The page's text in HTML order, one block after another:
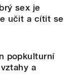
sex je
učit a cítit se
popkulturní
a